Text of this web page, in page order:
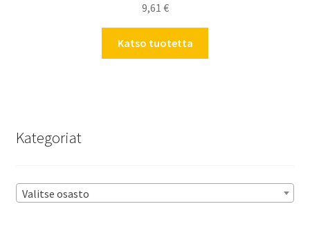
9,61 €
Katso tuotetta
Kategoriat
Valitse osasto